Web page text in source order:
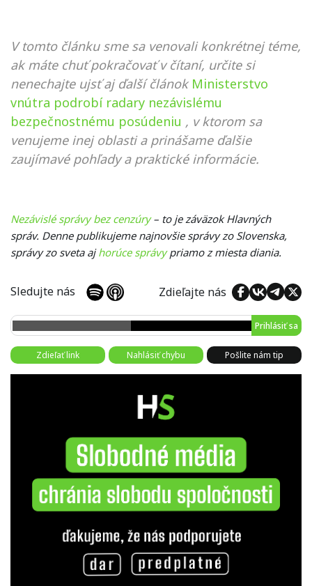
V tomto článku sme sa venovali konkrétnej téme,
ak máte chuť pokračovať v čítaní, určite si
nenechajte ujsť aj ďalší článok Ministerstvo
vnútra podrobí radary nezávislému
bezpečnostnému posúdeniu , v ktorom sa
venujeme inej oblasti a prinášame ďalšie
zaujímavé pohľady a praktické informácie.
Nezávislé správy bez cenzúry– to je záväzok Hlavných
správ. Denne publikujeme najnovšie správy zo Slovenska,
správy zo sveta ajhorúce správypriamo z miesta diania.
Sledujte nás Zdieľajte nás
Prihlásiť sa
Zdieľať link Nahlásiť chybu Pošlite nám tip